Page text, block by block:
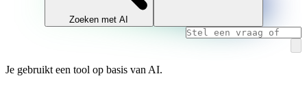
Zoeken met AI
Je gebruikt een tool op basis van AI.